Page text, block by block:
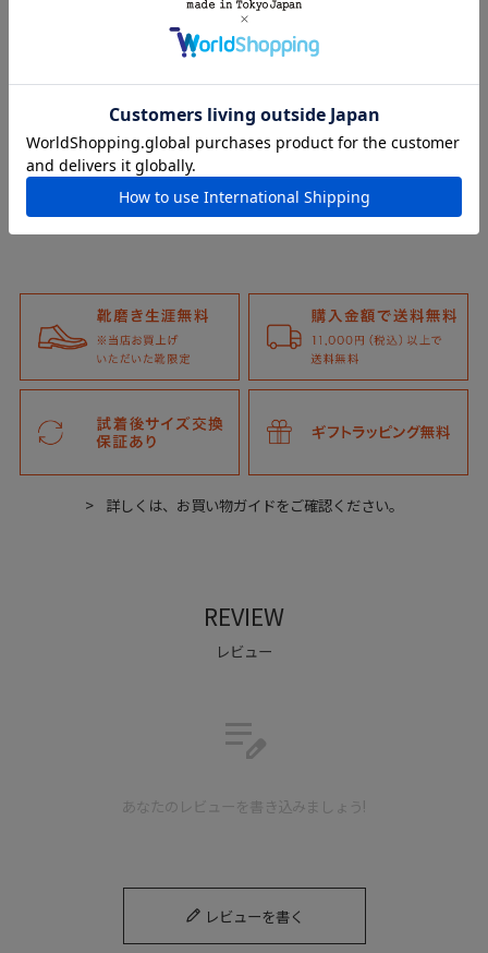
詳しくは、お買い物ガイドをご確認ください。
REVIEW
レビュー
edit_note
あなたのレビューを書き込みましょう!
レビューを書く